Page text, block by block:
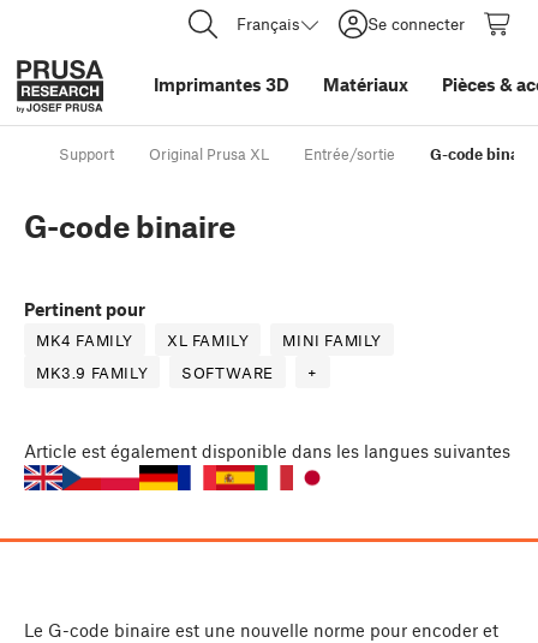
Français Se connecter
Imprimantes 3D Matériaux Pièces &
Support Original Prusa XL Entrée/sortie G-code binaire
G-code binaire
Pertinent pour
MK4 FAMILY XL FAMILY
MINI FAMILY
MK3.9 FAMILY
SOFTWARE +
Article est également disponible dans les langues suivantes
Le G-code binaire est une nouvelle norme pour encoder et